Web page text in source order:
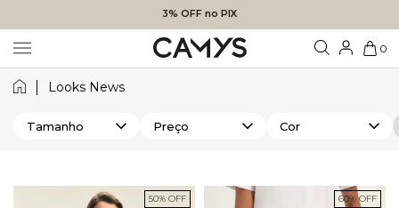
3% OFF no PIX
0
Looks News
Cor
Tamanho Preço
50% OFF 60% OFF